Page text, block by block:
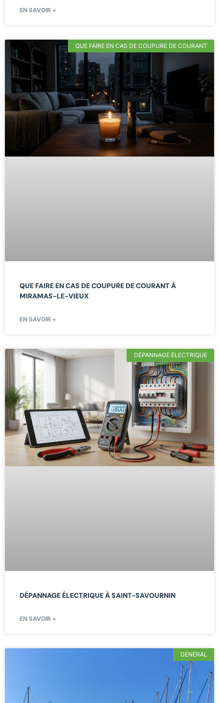
EN SAVOIR +
QUE FAIRE EN CAS DE COUPURE DE COURANT
QUE FAIRE EN CAS DE COUPURE DE COURANT À
MIRAMAS-LE-VIEUX
EN SAVOIR +
DÉPANNAGE ÉLECTRIQUE
DÉPANNAGE ÉLECTRIQUE À SAINT-SAVOURNIN
EN SAVOIR +
GÉNÉRAL